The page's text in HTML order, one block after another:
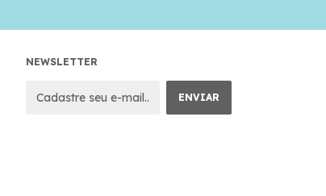
NEWSLETTER